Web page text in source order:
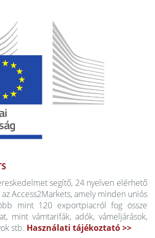
segítő, 24 nyelven elérhető
Access2Markets, amely minden uniós
mint 120 exportpiacról fog össze
mint vámtarifák, adók, vámeljárások,
stb. Használati tájékoztató >>